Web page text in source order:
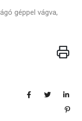
géppel vágva,